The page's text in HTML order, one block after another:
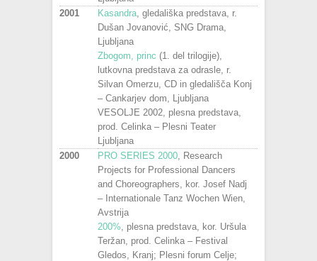
2001
Kasandra , gledališka predstava, r.
Dušan Jovanović, SNG Drama,
Ljubljana
Zbogom, princ (1. del trilogije),
lutkovna predstava za odrasle, r.
Silvan Omerzu, CD in gledališča Konj
– Cankarjev dom, Ljubljana
VESOLJE 2002, plesna predstava,
prod. Celinka – Plesni Teater
Ljubljana
2000
PRO SERIES 2000 , Research
Projects for Professional Dancers
and Choreographers, kor. Josef Nadj
– Internationale Tanz Wochen Wien,
Avstrija
200% , plesna predstava, kor. Uršula
Teržan, prod. Celinka – Festival
Gledos, Kranj; Plesni forum Celje;